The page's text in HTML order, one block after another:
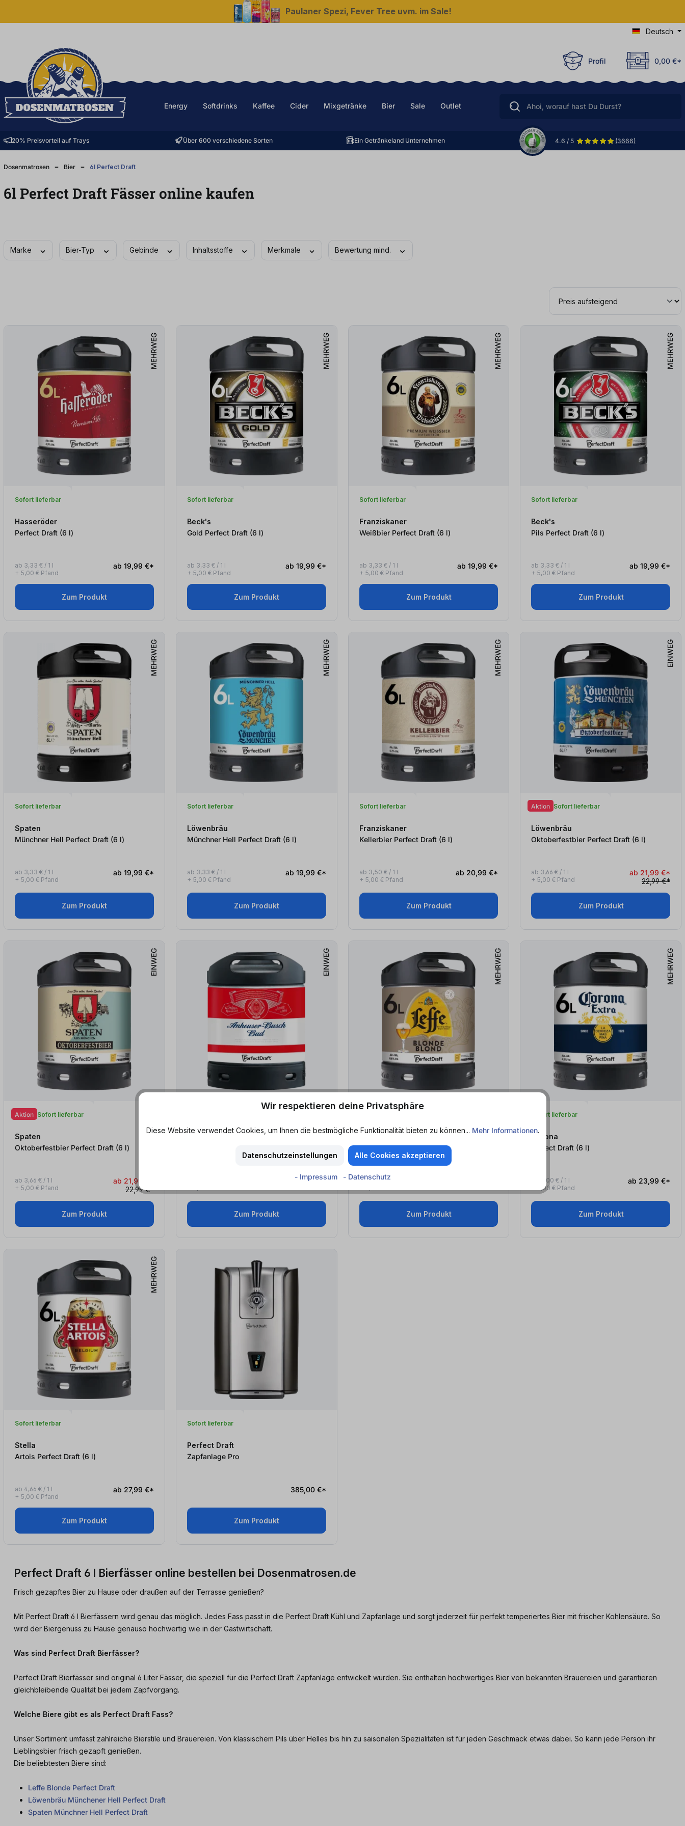
Paulaner Spezi, Fever Tree uvm. im Sale!
Deutsch
Profil 0,00 €*
Energy Softdrinks Kaffee Cider Mixgetränke Bier Sale Outlet
20% Preisvorteil auf Trays Über 600 verschiedene Sorten Ein Getränkeland Unternehmen 4.6 / 5 (3666)
Dosenmatrosen Bier 6l Perfect Draft
6l Perfect Draft Fässer online kaufen
Marke Bier-Typ Gebinde Inhaltsstoffe Merkmale Bewertung mind.
MEHRWEG
Sofort lieferbar
Hasseröder
Perfect Draft (6 l)
ab 3,33 € / 1 l
+ 5,00 € Pfand
ab 19,99 €*
Zum Produkt
MEHRWEG
Sofort lieferbar
Beck's
Gold Perfect Draft (6 l)
ab 3,33 € / 1 l
+ 5,00 € Pfand
ab 19,99 €*
Zum Produkt
MEHRWEG
Sofort lieferbar
Franziskaner
Weißbier Perfect Draft (6 l)
ab 3,33 € / 1 l
+ 5,00 € Pfand
ab 19,99 €*
Zum Produkt
MEHRWEG
Sofort lieferbar
Beck's
Pils Perfect Draft (6 l)
ab 3,33 € / 1 l
+ 5,00 € Pfand
ab 19,99 €*
Zum Produkt
MEHRWEG
Sofort lieferbar
Spaten
Münchner Hell Perfect Draft (6 l)
ab 3,33 € / 1 l
+ 5,00 € Pfand
ab 19,99 €*
Zum Produkt
MEHRWEG
Sofort lieferbar
Löwenbräu
Münchner Hell Perfect Draft (6 l)
ab 3,33 € / 1 l
+ 5,00 € Pfand
ab 19,99 €*
Zum Produkt
MEHRWEG
Sofort lieferbar
Franziskaner
Kellerbier Perfect Draft (6 l)
ab 3,50 € / 1 l
+ 5,00 € Pfand
ab 20,99 €*
Zum Produkt
EINWEG
Aktion Sofort lieferbar
Löwenbräu
Oktoberfestbier Perfect Draft (6 l)
ab 3,66 € / 1 l
+ 5,00 € Pfand
ab 21,99 €*
22,99 €*
Zum Produkt
EINWEG
Aktion Sofort lieferbar
Spaten
Oktoberfestbier Perfect Draft (6 l)
ab 3,66 € / 1 l
+ 5,00 € Pfand
ab 21,99 €*
22,99 €*
Zum Produkt
EINWEG
ab 23,99 €*
Zum Produkt
MEHRWEG
Blonde Perfect Draft (6l)
ab 4,00 € / 1 l
Zum Produkt
MEHRWEG
Sofort lieferbar
Corona
Perfect Draft (6 l)
ab 4,00 € / 1 l
+ 5,00 € Pfand
ab 23,99 €*
Zum Produkt
MEHRWEG
Sofort lieferbar
Stella
Artois Perfect Draft (6 l)
ab 4,66 € / 1 l
+ 5,00 € Pfand
ab 27,99 €*
Zum Produkt
Sofort lieferbar
Perfect Draft
Zapfanlage Pro
385,00 €*
Zum Produkt
Perfect Draft 6 l Bierfässer online bestellen bei Dosenmatrosen.de
Frisch gezapftes Bier zu Hause oder draußen auf der Terrasse genießen?
Mit Perfect Draft 6 l Bierfässern wird genau das möglich. Jedes Fass passt in die Perfect Draft Kühl und Zapfanlage und sorgt jederzeit für perfekt temperiertes Bier mit frischer Kohlensäure. So
wird der Biergenuss zu Hause genauso hochwertig wie in der Gastwirtschaft.
Was sind Perfect Draft Bierfässer?
Perfect Draft Bierfässer sind original 6 Liter Fässer, die speziell für die Perfect Draft Zapfanlage entwickelt wurden. Sie enthalten hochwertiges Bier von bekannten Brauereien und garantieren
gleichbleibende Qualität bei jedem Zapfvorgang.
Welche Biere gibt es als Perfect Draft Fass?
Unser Sortiment umfasst zahlreiche Bierstile und Brauereien. Von klassischem Pils über Helles bis hin zu saisonalen Spezialitäten ist für jeden Geschmack etwas dabei. So kann jede Person ihr
Lieblingsbier frisch gezapft genießen.
Die beliebtesten Biere sind:
Leffe Blonde Perfect Draft
Löwenbräu Münchener Hell Perfect Draft
Spaten Münchner Hell Perfect Draft
Wir respektieren deine Privatsphäre
Diese Website verwendet Cookies, um Ihnen die bestmögliche Funktionalität bieten zu können... Mehr Informationen.
Datenschutzeinstellungen Alle Cookies akzeptieren
- Impressum - Datenschutz